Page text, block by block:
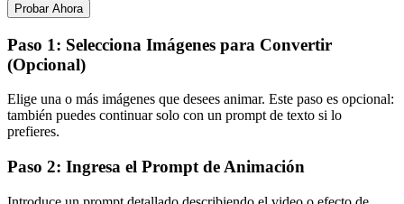
Probar Ahora
Paso 1: Selecciona Imágenes para Convertir
(Opcional)
Elige una o más imágenes que desees animar. Este paso es opcional:
también puedes continuar solo con un prompt de texto si lo
prefieres.
Paso 2: Ingresa el Prompt de Animación